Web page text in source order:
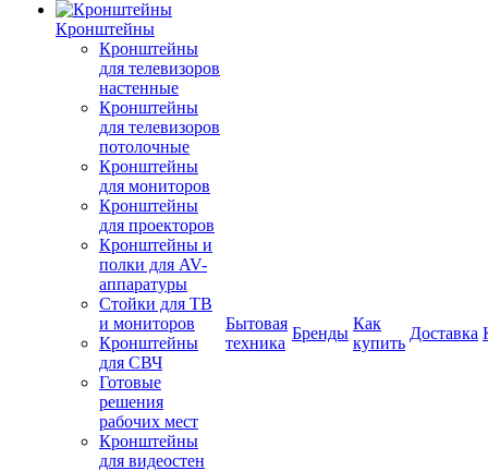
Кронштейны
Кронштейны
для телевизоров
настенные
Кронштейны
для телевизоров
потолочные
Кронштейны
для мониторов
Кронштейны
для проекторов
Кронштейны и
полки для AV-
аппаратуры
Стойки для ТВ
и мониторов
Кронштейны
для СВЧ
Готовые
решения
рабочих мест
Кронштейны
для видеостен
Бытовая
техника
Бренды
Как
купить
Доставка